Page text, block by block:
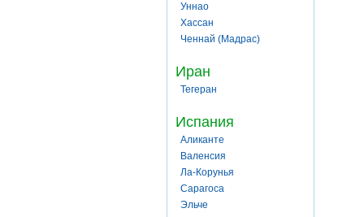
Уннао
Хассан
Ченнай (Мадрас)
Иран
Тегеран
Испания
Аликанте
Валенсия
Ла-Корунья
Сарагоса
Эльче